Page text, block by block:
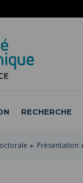
RECHERCHE
Présentation